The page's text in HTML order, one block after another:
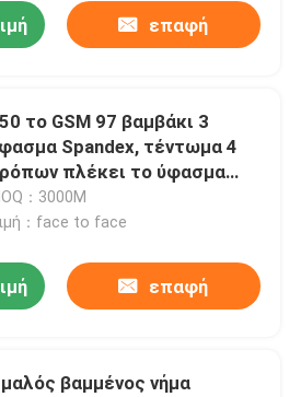
επαφή
το GSM 97 βαμβάκι 3
Spandex, τέντωμα 4
πλέκει το ύφασμα
να πλύνει
：3000M
：face to face
επαφή
βαμμένος νήμα